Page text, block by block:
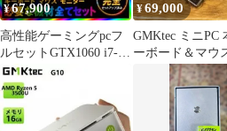
¥67,900
高性能ゲーミングpcフ
ルセットGTX1060 i7-
8700 メモリ16G
¥69,000
GMKtec ミニPC
ーボード＆マウ